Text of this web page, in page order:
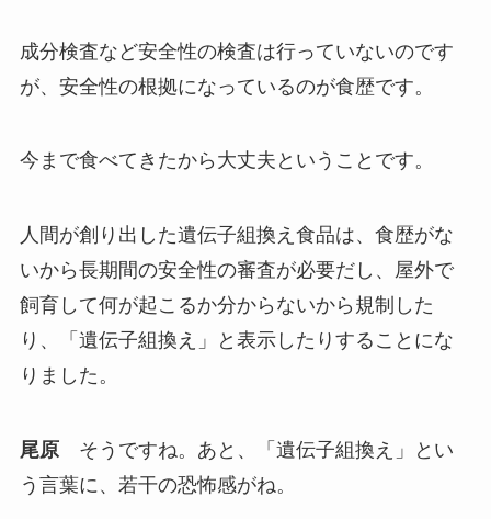
成分検査など安全性の検査は行っていないのです
が、安全性の根拠になっているのが食歴です。
今まで食べてきたから大丈夫ということです。
人間が創り出した遺伝子組換え食品は、食歴がな
いから長期間の安全性の審査が必要だし、屋外で
飼育して何が起こるか分からないから規制した
り、「遺伝子組換え」と表示したりすることにな
りました。
尾原そうですね。あと、「遺伝子組換え」とい
う言葉に、若干の恐怖感がね。